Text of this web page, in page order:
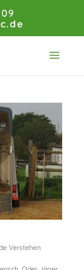
Verstehen